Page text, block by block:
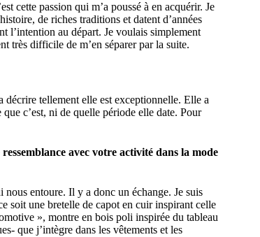
cette passion qui m’a poussé à en acquérir. Je
de riches traditions et datent d’années
l’intention au départ. Je voulais simplement
très difficile de m’en séparer par la suite.
tellement elle est exceptionnelle. Elle a
c’est, ni de quelle période elle date. Pour
avec votre activité dans la mode
entoure. Il y a donc un échange. Je suis
soit une bretelle de capot en cuir inspirant celle
», montre en bois poli inspirée du tableau
que j’intègre dans les vêtements et les